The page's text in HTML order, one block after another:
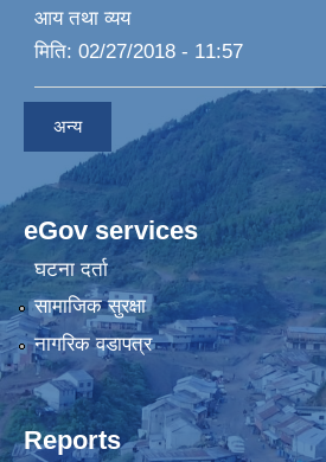
आय तथा व्यय
मिति: 02/27/2018 - 11:57
अन्य
eGov services
घटना दर्ता
सामाजिक सुरक्षा
नागरिक वडापत्र
Reports